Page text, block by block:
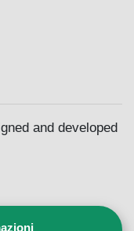
and developed